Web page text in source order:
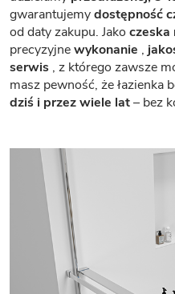
gwarantujemydostępność
od daty zakupu. Jako czeska
precyzyjnewykonanie ,
serwis , z którego zawsze
masz pewność, że łazienka
dziś i przez wiele lat– bez